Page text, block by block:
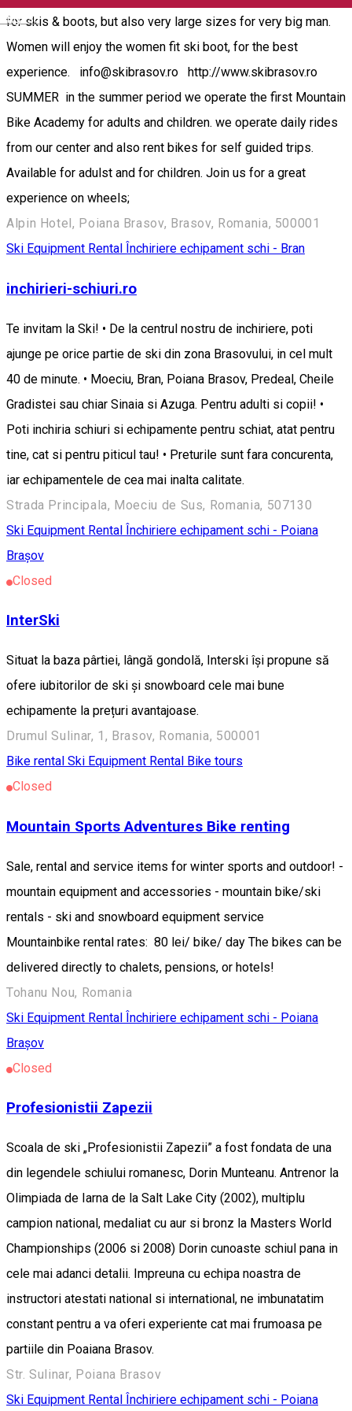
English
for skis & boots, but also very large sizes for very big man.
Women will enjoy the women fit ski boot, for the best
experience. info@skibrasov.ro http://www.skibrasov.ro
SUMMER in the summer period we operate the first Mountain
Bike Academy for adults and children. we operate daily rides
from our center and also rent bikes for self guided trips.
Available for adulst and for children. Join us for a great
experience on wheels;
Alpin Hotel, Poiana Brasov, Brasov, Romania, 500001
Ski Equipment Rental
Închiriere echipament schi - Bran
inchirieri-schiuri.ro
Te invitam la Ski! • De la centrul nostru de inchiriere, poti
ajunge pe orice partie de ski din zona Brasovului, in cel mult
40 de minute. • Moeciu, Bran, Poiana Brasov, Predeal, Cheile
Gradistei sau chiar Sinaia si Azuga. Pentru adulti si copii! •
Poti inchiria schiuri si echipamente pentru schiat, atat pentru
tine, cat si pentru piticul tau! • Preturile sunt fara concurenta,
iar echipamentele de cea mai inalta calitate.
Strada Principala, Moeciu de Sus, Romania, 507130
Ski Equipment Rental Închiriere echipament schi - Poiana
Brașov
Closed
InterSki
Situat la baza pârtiei, lângă gondolă, Interski își propune să
ofere iubitorilor de ski și snowboard cele mai bune
echipamente la prețuri avantajoase.
Drumul Sulinar, 1, Brasov, Romania, 500001
Bike rental Ski Equipment Rental Bike tours
Closed
Mountain Sports Adventures Bike renting
Sale, rental and service items for winter sports and outdoor! -
mountain equipment and accessories - mountain bike/ski
rentals - ski and snowboard equipment service
Mountainbike rental rates: 80 lei/ bike/ day The bikes can be
delivered directly to chalets, pensions, or hotels!
Tohanu Nou, Romania
Ski Equipment Rental Închiriere echipament schi - Poiana
Brașov
Closed
Profesionistii Zapezii
Scoala de ski „Profesionistii Zapezii” a fost fondata de una
din legendele schiului romanesc, Dorin Munteanu. Antrenor la
Olimpiada de Iarna de la Salt Lake City (2002), multiplu
campion national, medaliat cu aur si bronz la Masters World
Championships (2006 si 2008) Dorin cunoaste schiul pana in
cele mai adanci detalii. Impreuna cu echipa noastra de
instructori atestati national si international, ne imbunatatim
constant pentru a va oferi experiente cat mai frumoasa pe
partiile din Poaiana Brasov.
Str. Sulinar, Poiana Brasov
Ski Equipment Rental Închiriere echipament schi - Poiana